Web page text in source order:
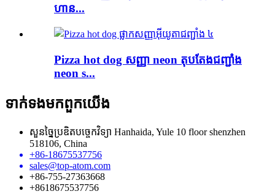
ហាន...
Pizza hot dog សញ្ញា neon តុបតែងជញ្ជាំង
neon s...
ទាក់ទង​មក​ពួក​យើង
សួនច្នៃប្រឌិតបច្ចេកវិទ្យា Hanhaida, Yule 10 floor shenzhen
518106, China
+86-18675537756
sales@top-atom.com
+86-755-27363668
+8618675537756